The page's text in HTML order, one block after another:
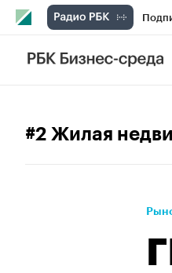
РБК
#2 Жилая